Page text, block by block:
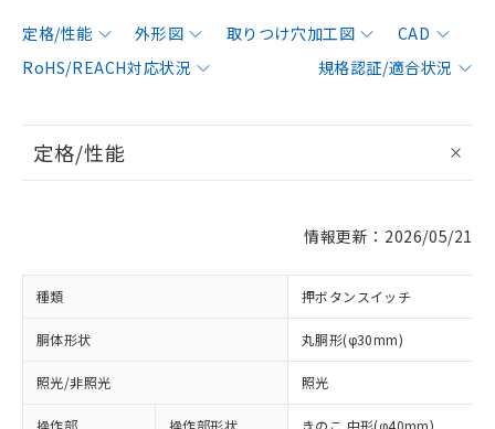
定格/性能 外形図 取りつけ穴加工図
CAD
RoHS/REACH対応状況
規格認証/適合状況
定格/性能
情報更新：2026/05/21
種類 押ボタンスイッチ
胴体形状 丸胴形(φ30mm)
照光/非照光 照光
操作部 操作部形状 きのこ 中形(φ40mm)